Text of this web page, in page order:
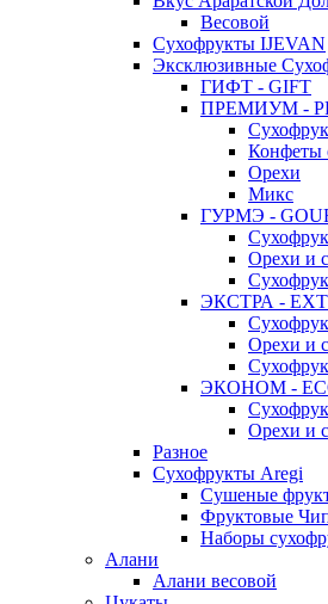
Весовой
Сухофрукты IJEVAN
Эксклюзивные
ГИФТ - GIFT
ПРЕМИУМ -
Конфеты
Орехи
Микс
ГУРМЭ -
Орехи и
ЭКСТРА -
Орехи и
ЭКОНОМ -
Орехи и
Разное
Сухофрукты Aregi
Сушеные
Фруктовые
Наборы
Алани
Алани весовой